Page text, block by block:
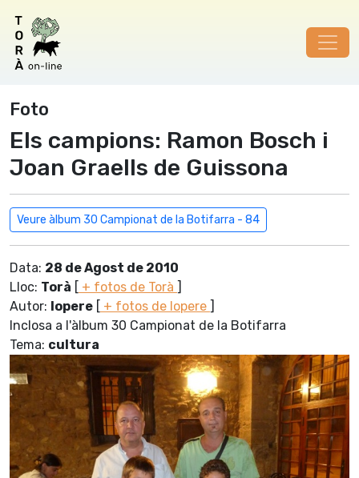
Foto
Els campions: Ramon Bosch i
Joan Graells de Guissona
Veure àlbum 30 Campionat de la Botifarra - 84
Data: 28 de Agost de 2010
Lloc: Torà [ + fotos de Torà ]
Autor: lopere [ + fotos de lopere ]
Inclosa a l'àlbum 30 Campionat de la Botifarra
Tema: cultura